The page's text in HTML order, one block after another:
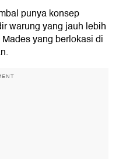
punya konsep
warung yang jauh lebih
yang berlokasi di